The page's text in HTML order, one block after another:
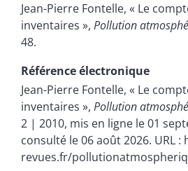
Jean-Pierre Fontelle, « Le
inventaires », Pollution
48.
Référence électronique
Jean-Pierre Fontelle, « Le
inventaires », Pollution
2 | 2010, mis en ligne le 01
consulté le 06 août 2026. URL
revues.fr/